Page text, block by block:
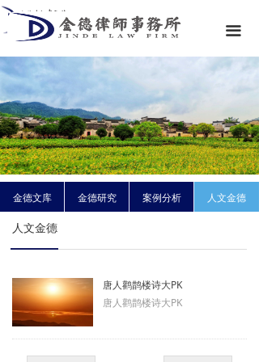
끀
首页
关于金德
专业领域
专业团队
金德资讯
金德文库
联系我们
金德文库 金德研究 案例分析 人文金德
人文金德
唐人鹳鹊楼诗大PK
唐人鹳鹊楼诗大PK